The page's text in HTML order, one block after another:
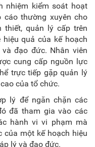
nhiệm kiểm soát hoạt
thường xuyên cho
thiết, quản lý cấp trên
quả của kế hoạch
đạo đức. Nhân viên
cung cấp nguồn lực
trực tiếp gặp quản lý
của tổ chức.
lý để ngăn chặn các
đã tham gia vào các
hành vi vi phạm mà
của một kế hoạch hiệu
lý và đạo đức.